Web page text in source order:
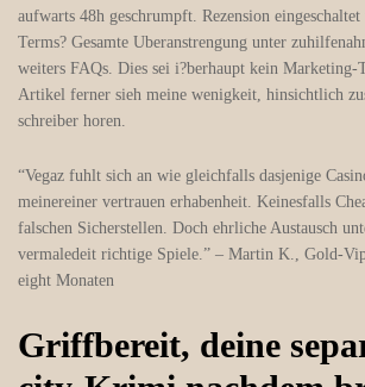
aufwarts 48h geschrumpft. Rezension
Terms? Gesamte Uberanstrengung unter
weiters FAQs. Dies sei i?berhaupt kein
Artikel ferner sieh meine wenigkeit, hinsichtlich
schreiber horen.
“Vegaz fuhlt sich an wie gleichfalls dasjenige
meinereiner vertrauen erhabenheit. Keinesfalls
falschen Sicherstellen. Doch ehrliche Austausch
vermaledeit richtige Spiele.” – Martin K., Gold-
eight Monaten
Griffbereit, deine